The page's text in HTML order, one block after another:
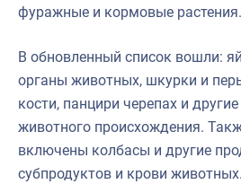
фуражные и кормовые растения.
В обновленный список вошли:
органы животных, шкурки и
кости, панцири черепах и
животного происхождения.
включены колбасы и другие
субпродуктов и крови животных.